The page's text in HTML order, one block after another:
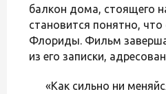
балкон дома, стоящего
становится понятно,
Флориды. Фильм
из его записки,
«Как сильно ни